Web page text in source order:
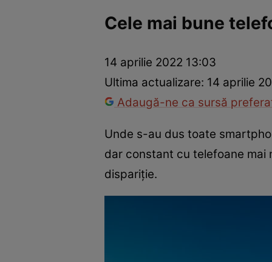
InternaționalFapt divers
Cele mai bune
14 aprilie 2022 13:03
Ultima actualizare: 14 aprilie
Adaugă-ne ca sursă
Unde s-au dus toate
dar constant cu telefoane mai
dispariție.